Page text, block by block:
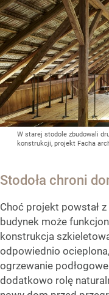
W starej stodole zbudowali
konstrukcji, projekt Facha
Stodoła chroni
Choć projekt powstał
budynek może
konstrukcja
odpowiednio
ogrzewanie
dodatkowo rolę